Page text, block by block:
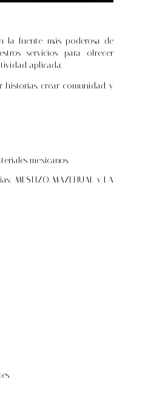
la fuente más poderosa de
servicios para ofrecer
aplicada.
historias, crear comunidad y
mexicanos.
MESTIZO, MAZEHUAL y LA